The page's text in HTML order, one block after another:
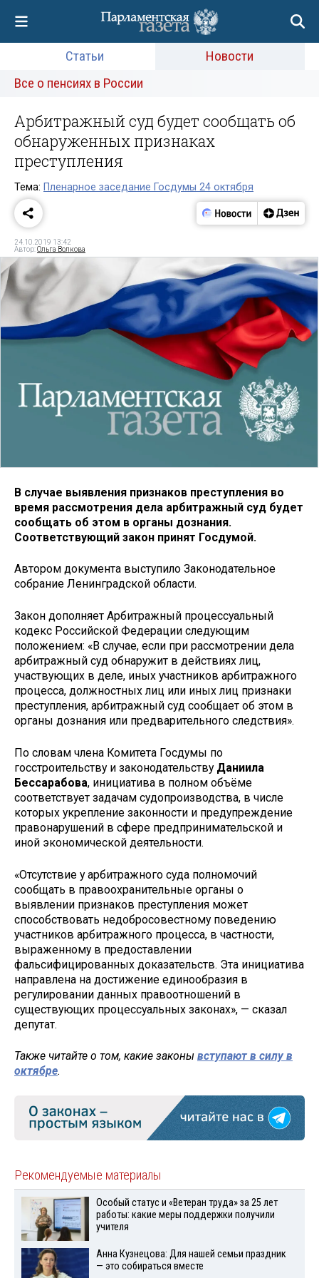
Статьи
Новости
Все о пенсиях в России
Арбитражный суд будет сообщать об
обнаруженных признаках
преступления
Тема: Пленарное заседание Госдумы 24 октября
24.10.2019 13:42
Автор:Ольга Волкова
В случае выявления признаков преступления во
время рассмотрения дела арбитражный суд будет
сообщать об этом в органы дознания.
Соответствующий закон принят Госдумой.
Автором документа выступило Законодательное
собрание Ленинградской области.
Закон дополняет Арбитражный процессуальный
кодекс Российской Федерации следующим
положением: «В случае, если при рассмотрении дела
арбитражный суд обнаружит в действиях лиц,
участвующих в деле, иных участников арбитражного
процесса, должностных лиц или иных лиц признаки
преступления, арбитражный суд сообщает об этом в
органы дознания или предварительного следствия».
По словам члена Комитета Госдумы по
госстроительству и законодательству Даниила
Бессарабова, инициатива в полном объёме
соответствует задачам судопроизводства, в числе
которых укрепление законности и предупреждение
правонарушений в сфере предпринимательской и
иной экономической деятельности.
«Отсутствие у арбитражного суда полномочий
сообщать в правоохранительные органы о
выявлении признаков преступления может
способствовать недобросовестному поведению
участников арбитражного процесса, в частности,
выраженному в предоставлении
фальсифицированных доказательств. Эта инициатива
направлена на достижение единообразия в
регулировании данных правоотношений в
существующих процессуальных законах», — сказал
депутат.
Также читайте о том, какие законы вступают в силу в
октябре.
Рекомендуемые материалы
Особый статус и «Ветеран труда» за 25 лет
работы: какие меры поддержки получили
учителя
Анна Кузнецова: Для нашей семьи праздник
— это собираться вместе